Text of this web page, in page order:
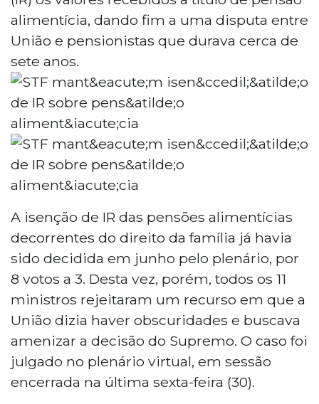
alimentícia, dando fim a uma disputa entre
União e pensionistas que durava cerca de
sete anos.
A isenção de IR das pensões alimentícias
decorrentes do direito da família já havia
sido decidida em junho pelo plenário, por
8 votos a 3. Desta vez, porém, todos os 11
ministros rejeitaram um recurso em que a
União dizia haver obscuridades e buscava
amenizar a decisão do Supremo. O caso foi
julgado no plenário virtual, em sessão
encerrada na última sexta-feira (30).